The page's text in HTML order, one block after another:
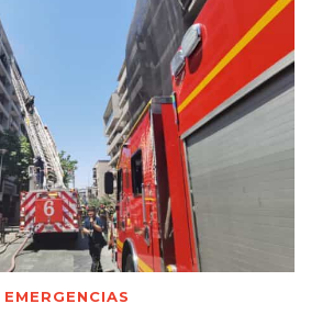
EMERGENCIAS